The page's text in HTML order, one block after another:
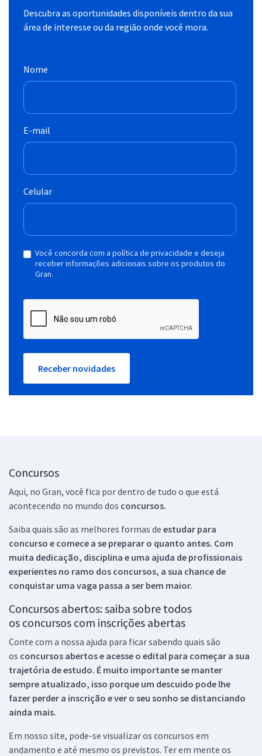
Descubra as oportunidades disponíveis dentro da sua
área de interesse ou da região onde você mora.
Nome
E-mail
Celular
Você concorda com a política de privacidade e deseja
receber informações adicionais sobre os produtos do
Gran.
Receber novidades
Concursos
Aqui, no Gran, você fica por dentro de tudo o que está
acontecendo no mundo dos concursos.
Saiba quais são as melhores formas de estudar para
concurso e comece a se preparar o quanto antes. Com
muita dedicação, disciplina e uma ajuda de profissionais
experientes no ramo dos concursos, a sua chance de
conquistar uma vaga passa a ser bem maior.
Concursos abertos: saiba sobre todos
os concursos com inscrições abertas
Conte com a nossa ajuda para ficar sabendo quais são
os concursos abertos e acesse o edital para começar a sua
trajetória de estudo. É muito importante se manter
sempre atualizado, isso porque um descuido pode lhe
fazer perder a inscrição e ver o seu sonho se distanciando
ainda mais.
Em nosso site, pode-se visualizar os concursos em
andamento e até mesmo os previstos. Ter em mente os